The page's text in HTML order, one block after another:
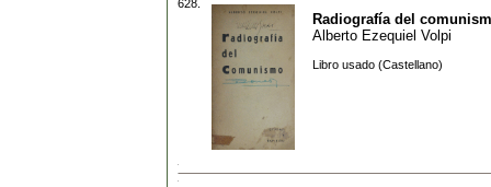
628.
Radiografía del
Alberto Ezequiel Volpi
Libro usado (Castellano)